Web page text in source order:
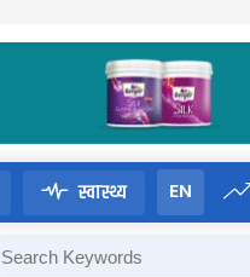
स्वास्थ्य EN